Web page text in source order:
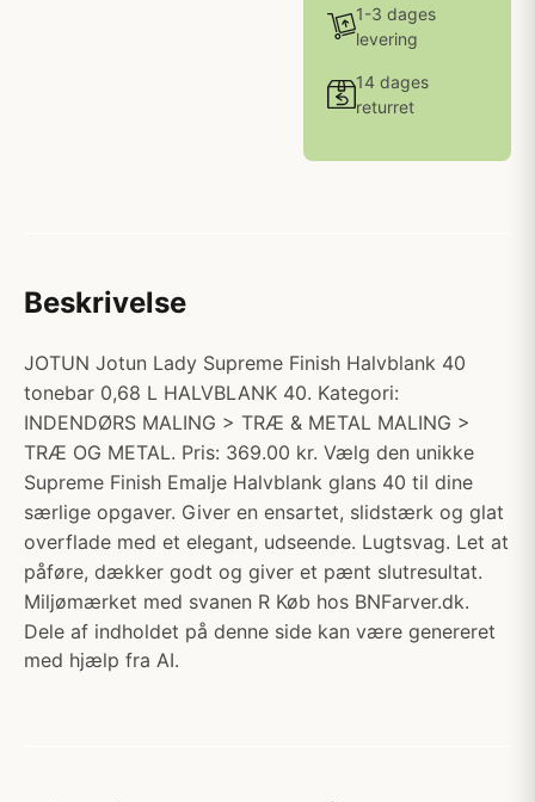
1-3 dages
levering
14 dages
returret
Beskrivelse
JOTUN Jotun Lady Supreme Finish Halvblank 40
tonebar 0,68 L HALVBLANK 40. Kategori:
INDENDØRS MALING > TRÆ & METAL MALING >
TRÆ OG METAL. Pris: 369.00 kr. Vælg den unikke
Supreme Finish Emalje Halvblank glans 40 til dine
særlige opgaver. Giver en ensartet, slidstærk og glat
overflade med et elegant, udseende. Lugtsvag. Let at
påføre, dækker godt og giver et pænt slutresultat.
Miljømærket med svanen R Køb hos BNFarver.dk.
Dele af indholdet på denne side kan være genereret
med hjælp fra AI.